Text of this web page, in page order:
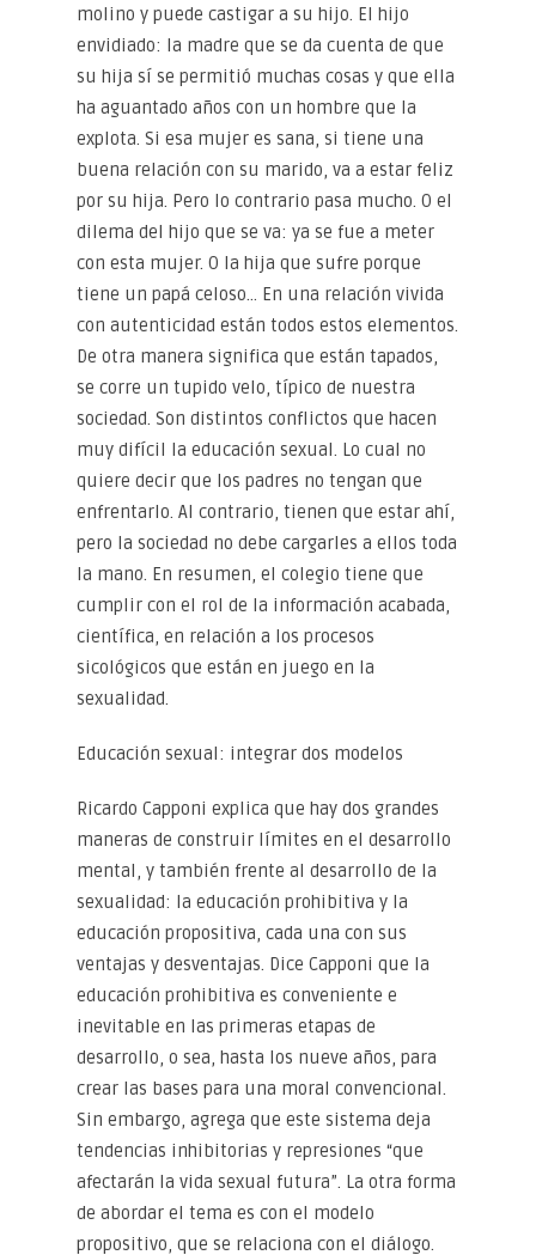
molino y puede castigar a su hijo. El hijo
envidiado: la madre que se da cuenta de que
su hija sí se permitió muchas cosas y que ella
ha aguantado años con un hombre que la
explota. Si esa mujer es sana, si tiene una
buena relación con su marido, va a estar feliz
por su hija. Pero lo contrario pasa mucho. O el
dilema del hijo que se va: ya se fue a meter
con esta mujer. O la hija que sufre porque
tiene un papá celoso… En una relación vivida
con autenticidad están todos estos elementos.
De otra manera significa que están tapados,
se corre un tupido velo, típico de nuestra
sociedad. Son distintos conflictos que hacen
muy difícil la educación sexual. Lo cual no
quiere decir que los padres no tengan que
enfrentarlo. Al contrario, tienen que estar ahí,
pero la sociedad no debe cargarles a ellos toda
la mano. En resumen, el colegio tiene que
cumplir con el rol de la información acabada,
científica, en relación a los procesos
sicológicos que están en juego en la
sexualidad.
Educación sexual: integrar dos modelos
Ricardo Capponi explica que hay dos grandes
maneras de construir límites en el desarrollo
mental, y también frente al desarrollo de la
sexualidad: la educación prohibitiva y la
educación propositiva, cada una con sus
ventajas y desventajas. Dice Capponi que la
educación prohibitiva es conveniente e
inevitable en las primeras etapas de
desarrollo, o sea, hasta los nueve años, para
crear las bases para una moral convencional.
Sin embargo, agrega que este sistema deja
tendencias inhibitorias y represiones “que
afectarán la vida sexual futura”. La otra forma
de abordar el tema es con el modelo
propositivo, que se relaciona con el diálogo.